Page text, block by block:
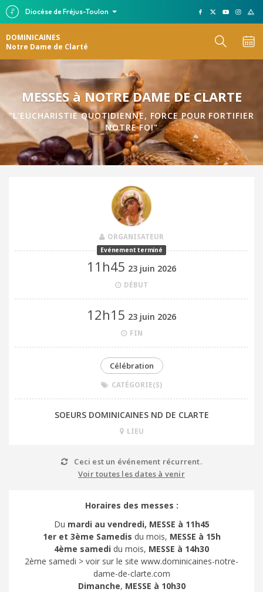
Diocèse de Fréjus-Toulon
DOMINICAINES
Notre Dame de Clarté
MESSES à NOTRE DAME DE CLARTE
"L'EUCHARISTIE QUOTIDIENNE, FORCE POUR FORTIFIER
NOTRE FOI"
ORGANISATEUR
11h45 23 juin 2026
DÉBUT
12h15 23 juin 2026
FIN
Célébration
CATÉGORIE(S)
SOEURS DOMINICAINES ND DE CLARTE
LIEU
Ceci est un événement récurrent.
Voir toutes les dates à venir
Horaires des messes :
Du mardi au vendredi, MESSE à 11h45
1er et 3ème Samedis du mois, MESSE à 15h
4ème samedi du mois, MESSE à 14h30
2ème samedi > voir sur le site www.dominicaines-notre-
dame-de-clarte.com
Dimanche, MESSE à 10h30